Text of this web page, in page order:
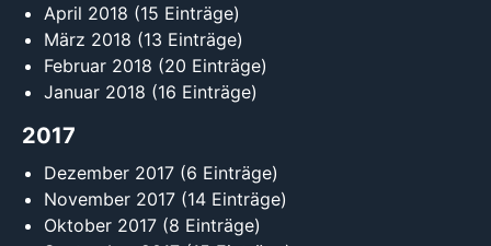
April 2018 (15 Einträge)
März 2018 (13 Einträge)
Februar 2018 (20 Einträge)
Januar 2018 (16 Einträge)
2017
Dezember 2017 (6 Einträge)
November 2017 (14 Einträge)
Oktober 2017 (8 Einträge)